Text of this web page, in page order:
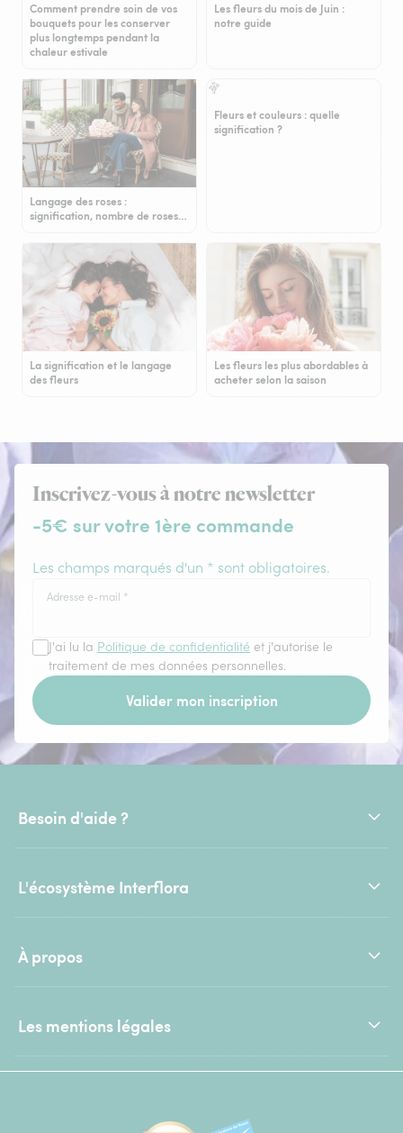
Comment prendre soin de vos
bouquets pour les conserver
plus longtemps pendant la
chaleur estivale
Les fleurs du mois de Juin :
notre guide
Langage des roses :
signification, nombre de roses…
Fleurs et couleurs : quelle
signification ?
La signification et le langage
des fleurs
Les fleurs les plus abordables à
acheter selon la saison
Inscrivez-vous à notre newsletter
-5€ sur votre 1ère commande
Les champs marqués d'un * sont obligatoires.
Adresse e-mail *
J'ai lu la Politique de confidentialité et j'autorise le
traitement de mes données personnelles.
Valider mon inscription
Besoin d'aide ?
L'écosystème Interflora
À propos
Les mentions légales